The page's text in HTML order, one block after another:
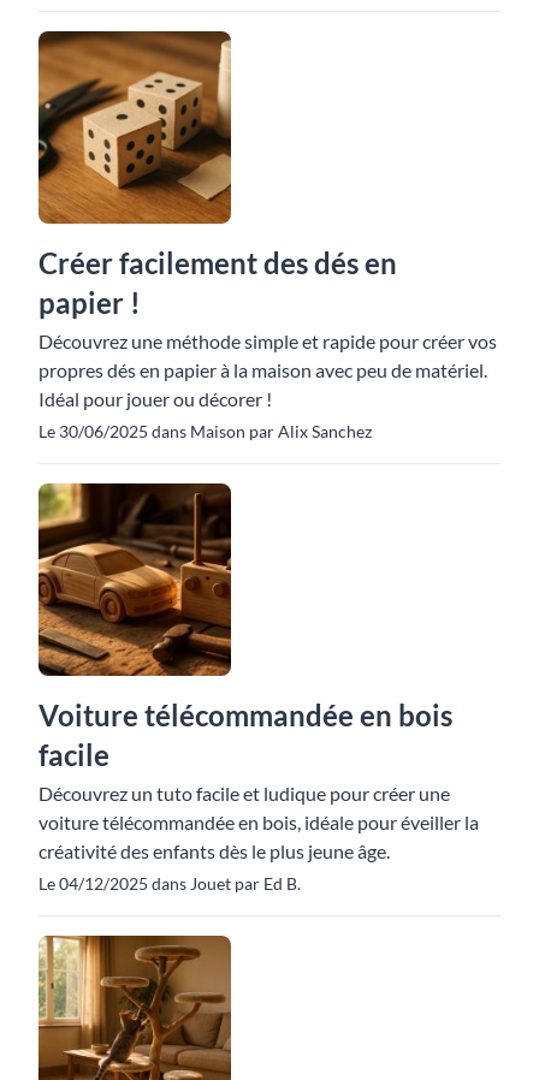
Créer facilement des dés en
papier !
Découvrez une méthode simple et rapide pour créer vos
propres dés en papier à la maison avec peu de matériel.
Idéal pour jouer ou décorer !
Le 30/06/2025 dans Maison par Alix Sanchez
Voiture télécommandée en bois
facile
Découvrez un tuto facile et ludique pour créer une
voiture télécommandée en bois, idéale pour éveiller la
créativité des enfants dès le plus jeune âge.
Le 04/12/2025 dans Jouet par Ed B.